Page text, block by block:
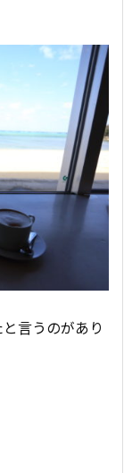
言うのがあり